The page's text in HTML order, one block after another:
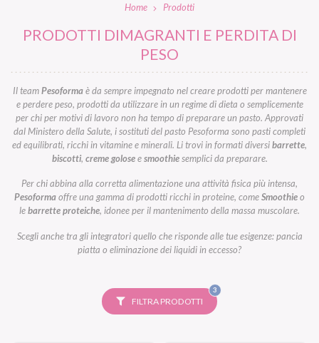
Home Prodotti
PRODOTTI DIMAGRANTI E PERDITA DI
PESO
Il teamPesoformaè da sempre impegnato nel creare prodotti per mantenere
e perdere peso, prodotti da utilizzare in un regime di dieta o semplicemente
per chi per motivi di lavoro non ha tempo di preparare un pasto. Approvati
dal Ministero della Salute, i sostituti del pasto Pesoforma sono pasti completi
ed equilibrati, ricchi in vitamine e minerali. Li trovi in formati diversibarrette,
biscotti, creme goloseesmoothiesemplici da preparare.
Per chi abbina alla corretta alimentazione una attività fisica più intensa,
Pesoformaoffre una gamma di prodotti ricchi in proteine, comeSmoothieo
lebarrette proteiche, idonee per il mantenimento della massa muscolare.
Scegli anche tra gli integratori quello che risponde alle tue esigenze: pancia
piatta o eliminazione dei liquidi in eccesso?
FILTRA PRODOTTI
3FILTRI
SELEZIONATI